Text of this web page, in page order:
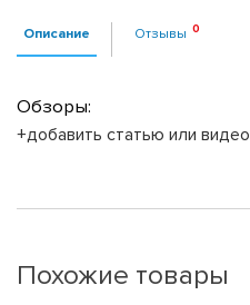
Описание Отзывы
Обзоры:
+добавить статью или видео
Похожие товары